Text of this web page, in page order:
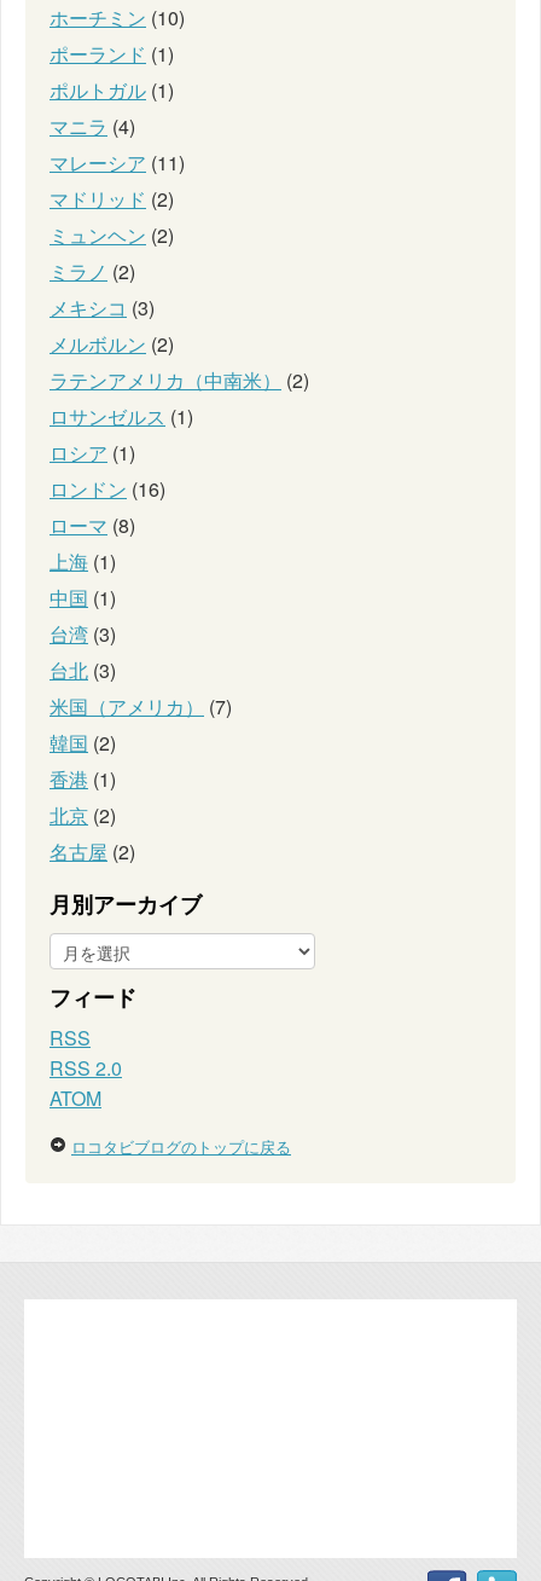
ホーチミン (10)
ポーランド (1)
ポルトガル (1)
マニラ (4)
マレーシア (11)
マドリッド (2)
ミュンヘン (2)
ミラノ (2)
メキシコ (3)
メルボルン (2)
ラテンアメリカ（中南米）
(2)
ロサンゼルス (1)
ロシア (1)
ロンドン (16)
ローマ (8)
上海 (1)
中国 (1)
台湾 (3)
台北 (3)
米国（アメリカ）
(7)
韓国 (2)
香港 (1)
北京 (2)
名古屋 (2)
月別アーカイブ
フィード
RSS
RSS 2.0
ATOM
ロコタビブログのトップに戻る